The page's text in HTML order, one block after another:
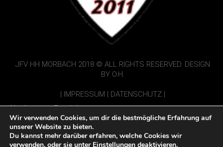
JFV HH MORBACH 2018 © ALL RIGHTS RESERVED. DESIGN
BY O.H.
| IMPRESSUM | DATENSCHUTZ |
Nur Interner Bereich:
Vorbericht einsenden
Spielbericht einsenden
Wir verwenden Cookies, um dir die bestmögliche Erfahrung auf
unserer Website zu bieten.
Du kannst mehr darüber erfahren, welche Cookies wir
verwenden, oder sie unter Einstellungen deaktivieren.